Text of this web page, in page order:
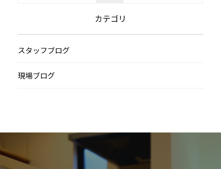
カテゴリ
スタッフブログ
現場ブログ